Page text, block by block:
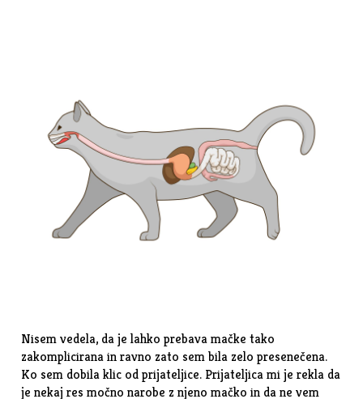
Nisem vedela, da je lahko prebava mačke tako
zakomplicirana in ravno zato sem bila zelo presenečena.
Ko sem dobila klic od prijateljice. Prijateljica mi je rekla da
je nekaj res močno narobe z njeno mačko in da ne vem